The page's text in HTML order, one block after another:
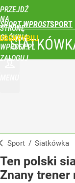
PRZEJDŹ
NA
STRONĘ
GŁÓWNĄ
WPROST.PL
SPORT WPROST
ZALOGUJ
Sport / Siatkówka
Ten polski
Znany trener